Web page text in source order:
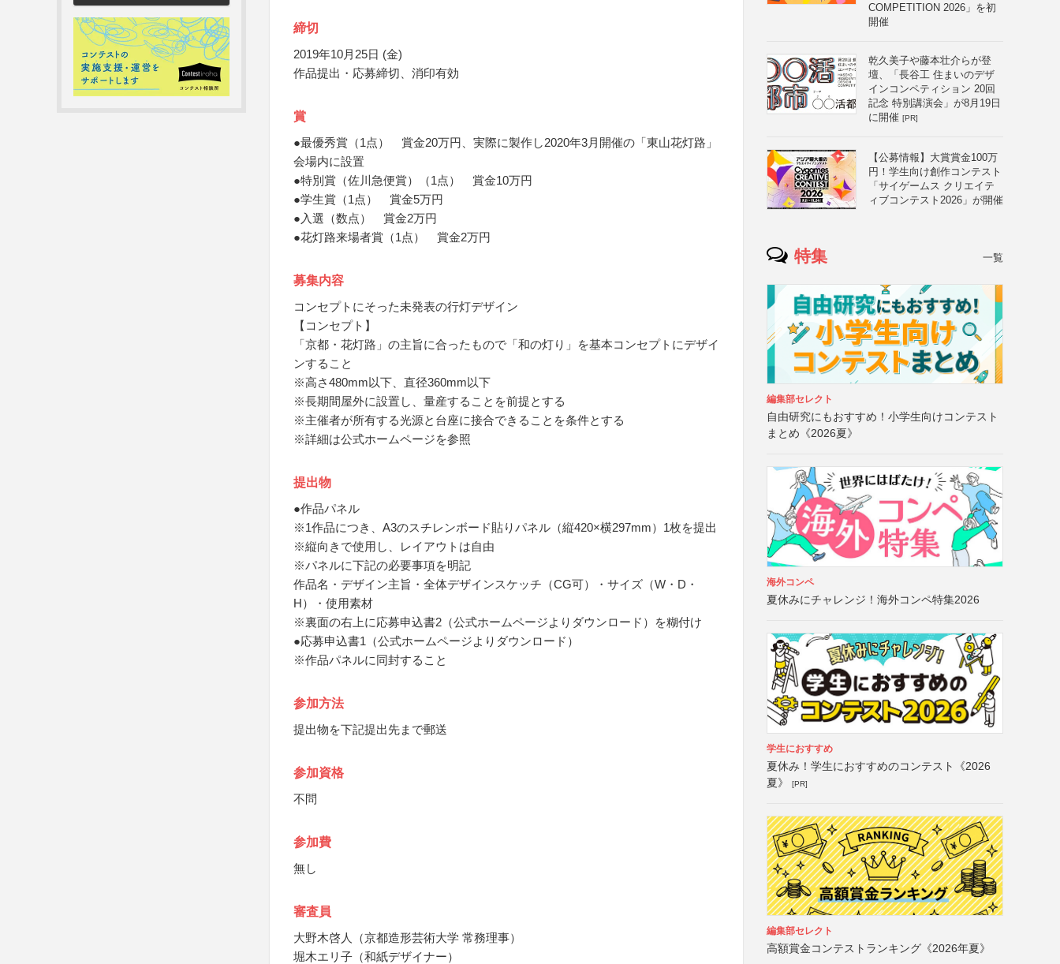
締切
2019年10月25日 (金)
作品提出・応募締切、消印有効
賞
●最優秀賞（1点） 賞金20万円、実際に製作し2020年3月開催の「東山花灯路」
会場内に設置
●特別賞（佐川急便賞）（1点） 賞金10万円
●学生賞（1点） 賞金5万円
●入選（数点） 賞金2万円
●花灯路来場者賞（1点） 賞金2万円
募集内容
コンセプトにそった未発表の行灯デザイン
【コンセプト】
「京都・花灯路」の主旨に合ったもので「和の灯り」を基本コンセプトにデザイ
ンすること
※高さ480mm以下、直径360mm以下
※長期間屋外に設置し、量産することを前提とする
※主催者が所有する光源と台座に接合できることを条件とする
※詳細は公式ホームページを参照
提出物
●作品パネル
※1作品につき、A3のスチレンボード貼りパネル（縦420×横297mm）1枚を提出
※縦向きで使用し、レイアウトは自由
※パネルに下記の必要事項を明記
作品名・デザイン主旨・全体デザインスケッチ（CG可）・サイズ（W・D・
H）・使用素材
※裏面の右上に応募申込書2（公式ホームページよりダウンロード）を糊付け
●応募申込書1（公式ホームページよりダウンロード）
※作品パネルに同封すること
参加方法
提出物を下記提出先まで郵送
参加資格
不問
参加費
無し
審査員
大野木啓人（京都造形芸術大学 常務理事）
堀木エリ子（和紙デザイナー）
COMPETITION 2026」を初
開催
乾久美子や藤本壮介らが登
壇、「長谷工 住まいのデザ
インコンペティション 20回
記念 特別講演会」が8月19日
に開催 [PR]
【公募情報】大賞賞金100万
円！学生向け創作コンテスト
「サイゲームス クリエイテ
ィブコンテスト2026」が開催
特集 一覧
編集部セレクト
自由研究にもおすすめ！小学生向けコンテスト
まとめ《2026夏》
海外コンペ
夏休みにチャレンジ！海外コンペ特集2026
学生におすすめ
夏休み！学生におすすめのコンテスト《2026
夏》
[PR]
編集部セレクト
高額賞金コンテストランキング《2026年夏》